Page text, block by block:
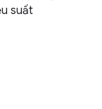
suất